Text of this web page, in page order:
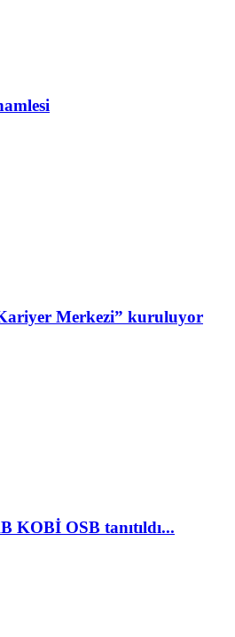
Merkezi” kuruluyor
KOBİ OSB tanıtıldı...